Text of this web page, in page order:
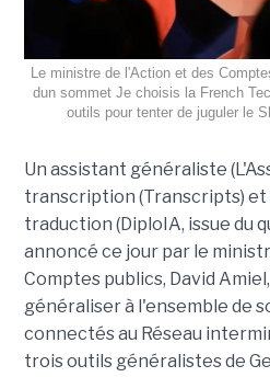
Le ministre de l'Action et des
dun sommet Je choisis la French
outils pour tenter de juguler le
Un assistant généraliste
transcription (Transcripts) et
traduction (DiploIA, issue du
annoncé ce jour par le
Comptes publics, David
généraliser à l'ensemble de
connectés au Réseau
trois outils généralistes de